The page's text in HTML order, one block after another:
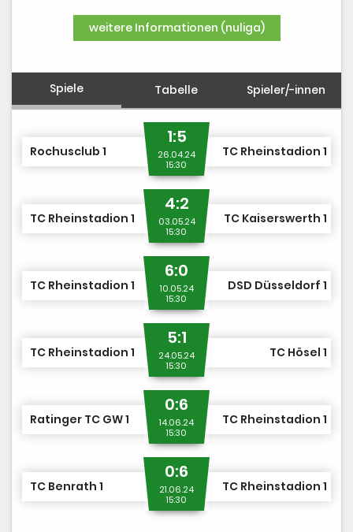
weitere Informationen (nuliga)
Spiele Tabelle Spieler/-innen
Rochusclub 1
1:5
26.04.24
15:30
TC Rheinstadion 1
TC Rheinstadion 1
4:2
03.05.24
15:30
TC Kaiserswerth 1
TC Rheinstadion 1
6:0
10.05.24
15:30
DSD Düsseldorf 1
TC Rheinstadion 1
5:1
24.05.24
15:30
TC Hösel 1
Ratinger TC GW 1
0:6
14.06.24
15:30
TC Rheinstadion 1
TC Benrath 1
0:6
21.06.24
15:30
TC Rheinstadion 1